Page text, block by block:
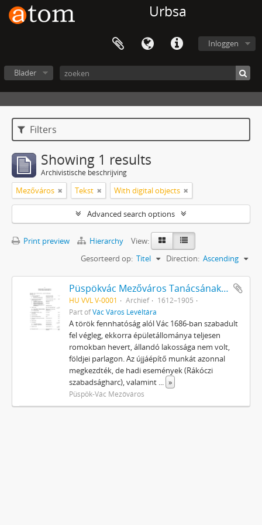
Urbsa
Inloggen
Blader
Filters
Showing 1 results
Archivistische beschrijving
Mezőváros Tekst With digital objects
Advanced search options
Print preview Hierarchy
View:
Gesorteerd op: Titel Direction: Ascending
Püspökvác Mezőváros Tanácsának iratai
HU VVL V-0001 Archief
1612–1905
Part ofVác Város Levéltára
A török fennhatóság alól Vác 1686-ban szabadult
fel végleg, ekkorra épületállománya teljesen
romokban hevert, állandó lakossága nem volt,
földjei parlagon. Az újjáépítő munkát azonnal
megkezdték, de hadi események (Rákóczi
szabadságharc), valamint ... »
Püspök-Vác Mezőváros